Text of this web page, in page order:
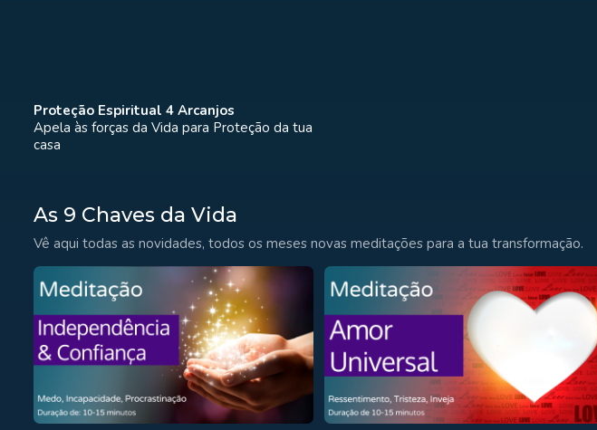
Proteção Espiritual 4 Arcanjos
Apela às forças da Vida para Proteção da tua
casa
As 9 Chaves da Vida
Vê aqui todas as novidades, todos os meses novas meditações para a tua transformação.